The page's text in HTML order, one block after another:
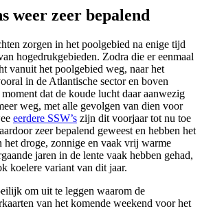
weer zeer bepalend
zorgen in het poolgebied na enige tijd
hogedrukgebieden. Zodra die er eenmaal
vanuit het poolgebied weg, naar het
in de Atlantische sector en boven
dat de koude lucht daar aanwezig
weg, met alle gevolgen van dien voor
eerdere SSW’s zijn dit voorjaar tot nu toe
zeer bepalend geweest en hebben het
het droge, zonnige en vaak vrij warme
jaren in de lente vaak hebben gehad,
koelere variant van dit jaar.
om uit te leggen waarom de
van het komende weekend voor het